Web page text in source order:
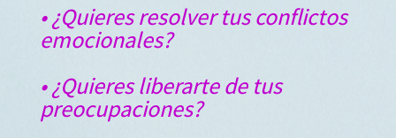
• ¿Quieres resolver tus conflictos
emocionales?
• ¿Quieres liberarte de tus
preocupaciones?